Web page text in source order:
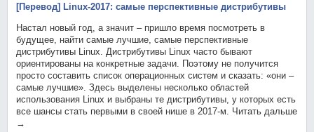
[Перевод] Linux-2017: самые перспективные дистрибутивы
Настал новый год, а значит – пришло время посмотреть в
будущее, найти самые лучшие, самые перспективные
дистрибутивы Linux. Дистрибутивы Linux часто бывают
ориентированы на конкретные задачи. Поэтому не получится
просто составить список операционных систем и сказать: «они –
самые лучшие». Здесь выделены несколько областей
использования Linux и выбраны те дистрибутивы, у которых есть
все шансы стать первыми в своей нише в 2017-м. Читать дальше
→